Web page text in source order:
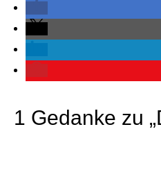
1 Gedanke zu